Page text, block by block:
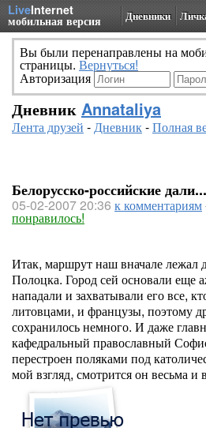
LiveInternet
мобильная версия Дневники
Вы были перенаправлены на
страницы. Вернуться!
Авторизация
Дневник Annataliya
Лента друзей -Дневник-Полная
Белорусско-российские дали...
05-02-2007 20:36 к комментариям
понравилось!
Итак, маршрут наш вначале лежал
Полоцка. Город сей основали еще
нападали и захватывали его все,
литовцами, и французы, поэтому
сохранилось немного. И даже
кафедральный православный
перестроен поляками под
мой взгляд, смотрится он весьма и